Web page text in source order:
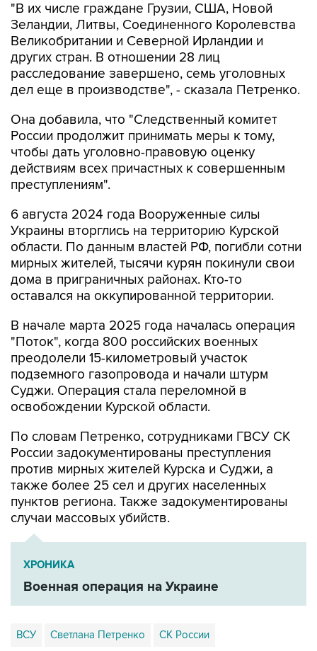
"В их числе граждане Грузии, США, Новой
Зеландии, Литвы, Соединенного Королевства
Великобритании и Северной Ирландии и
других стран. В отношении 28 лиц
расследование завершено, семь уголовных
дел еще в производстве", - сказала Петренко.
Она добавила, что "Cледственный комитет
России продолжит принимать меры к тому,
чтобы дать уголовно-правовую оценку
действиям всех причастных к совершенным
преступлениям".
6 августа 2024 года Вооруженные силы
Украины вторглись на территорию Курской
области. По данным властей РФ, погибли сотни
мирных жителей, тысячи курян покинули свои
дома в приграничных районах. Кто-то
оставался на оккупированной территории.
В начале марта 2025 года началась операция
"Поток", когда 800 российских военных
преодолели 15-километровый участок
подземного газопровода и начали штурм
Суджи. Операция стала переломной в
освобождении Курской области.
По словам Петренко, сотрудниками ГВСУ СК
России задокументированы преступления
против мирных жителей Курска и Суджи, а
также более 25 сел и других населенных
пунктов региона. Также задокументированы
случаи массовых убийств.
ХРОНИКА
Военная операция на Украине
ВСУ Светлана Петренко СК России